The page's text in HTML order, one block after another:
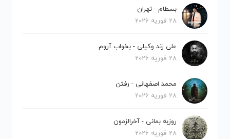
بسطام - تهران
28 فوریه 2026
علی زند وکیلی - بخواب آروم
28 فوریه 2026
محمد اصفهانی - رفتن
28 فوریه 2026
روزبه بمانی - آخرالزمون
28 فوریه 2026